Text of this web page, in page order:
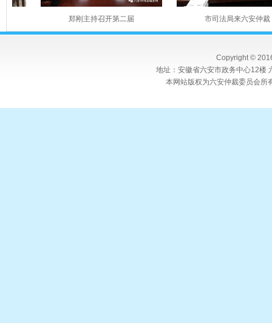
郑刚主持召开第二届 市司法局来六安仲裁
Copyright ©
地址：安徽省六安市政务中心12
本网站版权为六安仲裁委员会